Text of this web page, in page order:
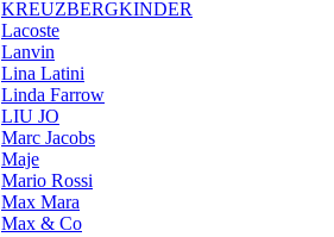
KREUZBERGKINDER
Lacoste
Lanvin
Lina Latini
Linda Farrow
LIU JO
Marc Jacobs
Maje
Mario Rossi
Max Mara
Max & Co